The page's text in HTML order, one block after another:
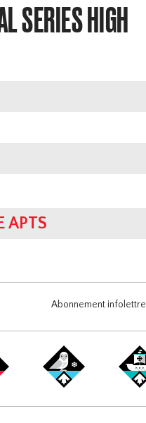
SERIES HIGH
APTS
Abonnement infolettre